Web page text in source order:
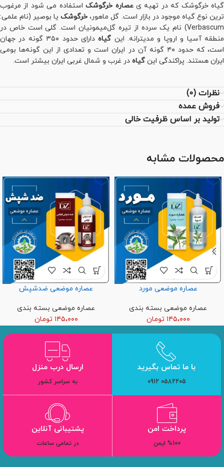
گیاه خرگوشک که در تهیه یعصاره خرگوشکاستفاده می شود از مرغوب
ترین نوع گیاه موجود در بازار است. گل ماهور، خرگوشکیا بوصیر (نام علمی:
Verbascum) نام یک سرده از تیره گل‌میمونیان است. گلی است خاص در
منطقه آسیا و اروپا و مدیترانه. این گیاه
دارای حدود ۳۵۰ گونه در جهان
است، که حدود ۴۰ گونه آن در ایران است و تعدادی از این گونه‌ها بومی
ایران هستند. پراکندگی این گیاه در غرب و شمال غربی ایران بیشتر است.
نظرات (0)
فروش عمده
تولید بر اساس ظرفیت خالی
محصولات مشابه
عصاره موضعی مورد
عصاره موضعی بسته بندی
۱۴۵،۰۰۰ تومان
عصاره موضعی ضدشپش
عصاره موضعی بسته بندی
۱۴۵،۰۰۰ تومان
با ما تماس بگیرید
0582205 0912
ارسال درب منزل
به سراسر کشور
پرداخت امن
%100 ایمن
پشتیبانی آنلاین
در تمامی ساعات